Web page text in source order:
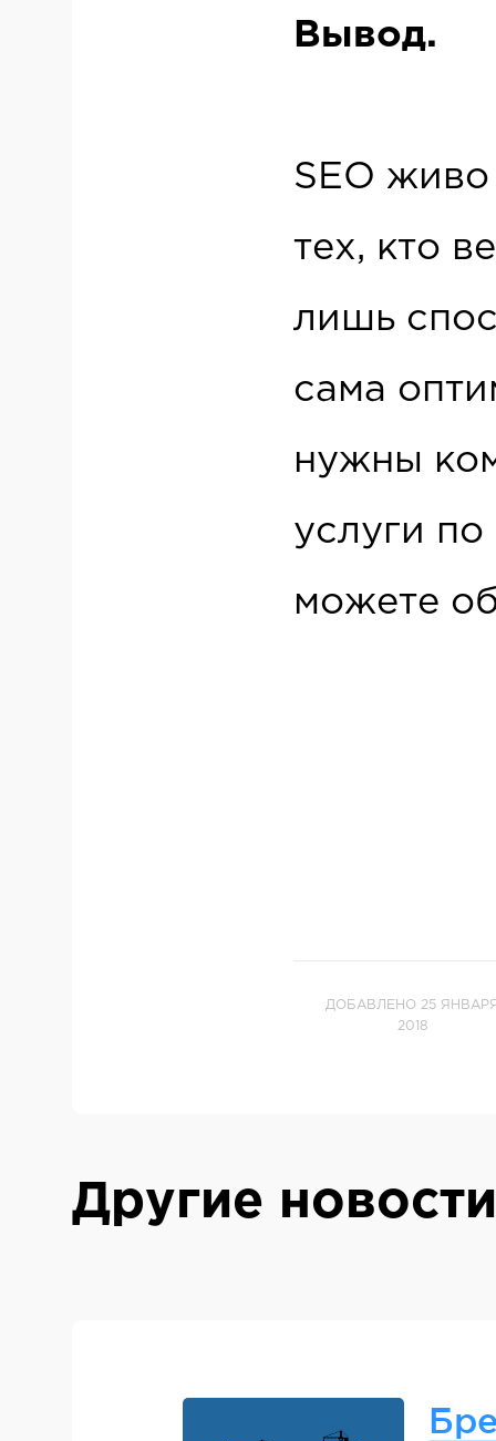
Вывод.
SEO
тех, кто
лишь
сама
нужны
услуги
можете
ДОБАВЛЕНО 25
2018
Другие новости